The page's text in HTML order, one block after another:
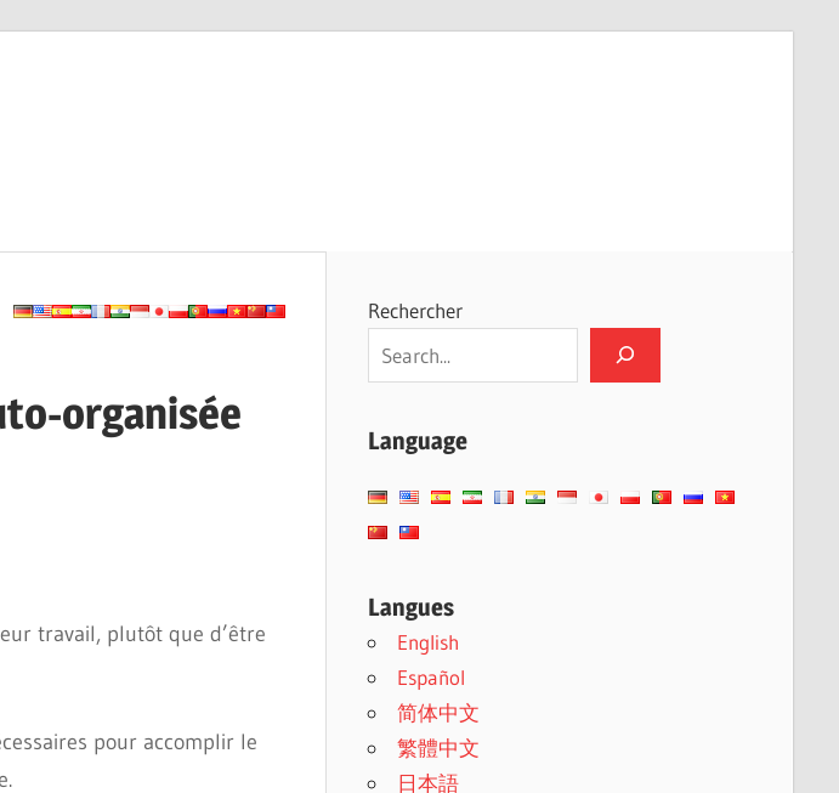
organisée
travail, plutôt que d’être
pour accomplir le
Rechercher
Language
Langues
English
Español
简体中文
繁體中文
日本語